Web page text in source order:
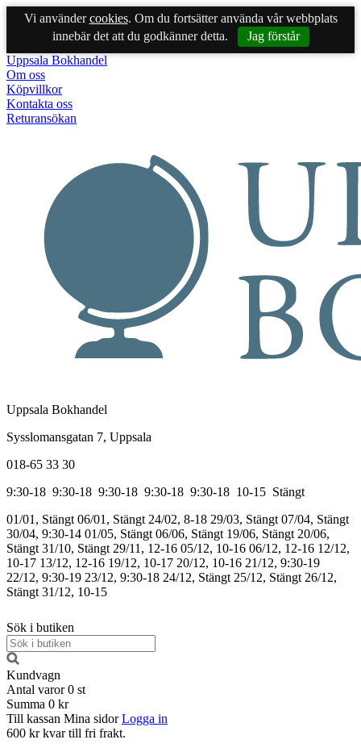
Vi användercookies. Om du fortsätter använda vår webbplats
innebär det att du godkänner detta.
Jag förstår
Uppsala Bokhandel
Om oss
Köpvillkor
Kontakta oss
Returansökan
Uppsala Bokhandel
Sysslomansgatan 7, Uppsala
018-65 33 30
9:30-18 9:30-18 9:30-18 9:30-18 9:30-18 10-15 Stängt
01/01, Stängt 06/01, Stängt 24/02, 8-18 29/03, Stängt 07/04, Stängt
30/04, 9:30-14 01/05, Stängt 06/06, Stängt 19/06, Stängt 20/06,
Stängt 31/10, Stängt 29/11, 12-16 05/12, 10-16 06/12, 12-16 12/12,
10-17 13/12, 12-16 19/12, 10-17 20/12, 10-16 21/12, 9:30-19
22/12, 9:30-19 23/12, 9:30-18 24/12, Stängt 25/12, Stängt 26/12,
Stängt 31/12, 10-15
Sök i butiken
Kundvagn
Antal varor 0 st
Summa 0 kr
Till kassan Mina sidor Logga in
600 kr kvar till fri frakt.